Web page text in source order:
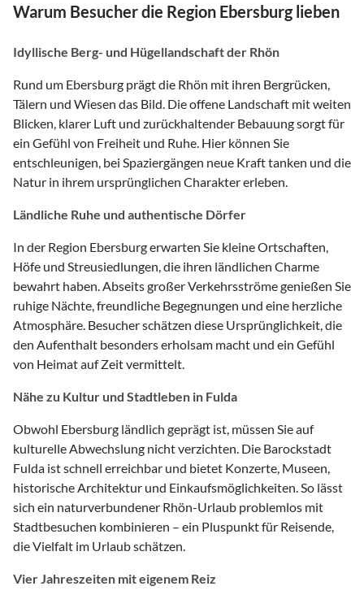
Warum Besucher die Region Ebersburg lieben
Idyllische Berg- und Hügellandschaft der Rhön
Rund um Ebersburg prägt die Rhön mit ihren Bergrücken,
Tälern und Wiesen das Bild. Die offene Landschaft mit weiten
Blicken, klarer Luft und zurückhaltender Bebauung sorgt für
ein Gefühl von Freiheit und Ruhe. Hier können Sie
entschleunigen, bei Spaziergängen neue Kraft tanken und die
Natur in ihrem ursprünglichen Charakter erleben.
Ländliche Ruhe und authentische Dörfer
In der Region Ebersburg erwarten Sie kleine Ortschaften,
Höfe und Streusiedlungen, die ihren ländlichen Charme
bewahrt haben. Abseits großer Verkehrsströme genießen Sie
ruhige Nächte, freundliche Begegnungen und eine herzliche
Atmosphäre. Besucher schätzen diese Ursprünglichkeit, die
den Aufenthalt besonders erholsam macht und ein Gefühl
von Heimat auf Zeit vermittelt.
Nähe zu Kultur und Stadtleben in Fulda
Obwohl Ebersburg ländlich geprägt ist, müssen Sie auf
kulturelle Abwechslung nicht verzichten. Die Barockstadt
Fulda ist schnell erreichbar und bietet Konzerte, Museen,
historische Architektur und Einkaufsmöglichkeiten. So lässt
sich ein naturverbundener Rhön-Urlaub problemlos mit
Stadtbesuchen kombinieren – ein Pluspunkt für Reisende,
die Vielfalt im Urlaub schätzen.
Vier Jahreszeiten mit eigenem Reiz